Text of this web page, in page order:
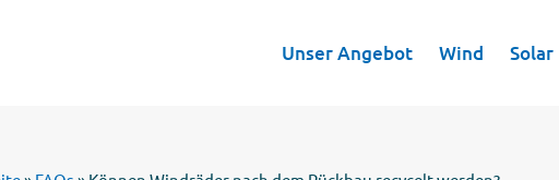
Unser Angebot Wind Solar
Unser Angebot Wind Solar